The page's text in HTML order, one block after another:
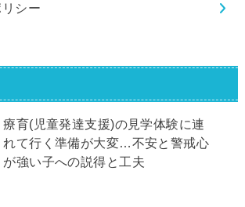
シー
療育(児童発達支援)の見学体験に連
れて行く準備が大変…不安と警戒心
が強い子への説得と工夫